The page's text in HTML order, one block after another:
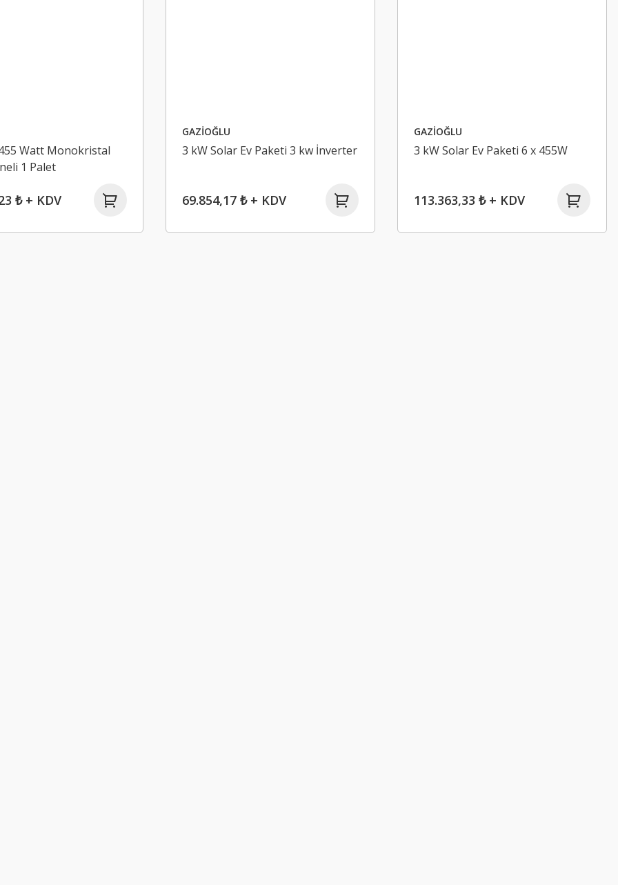
Watt Monokristal
1 Palet
₺ + KDV
GAZİOĞLU
3 kW Solar Ev Paketi 3 kw İnverter
69.854,17 ₺ + KDV
GAZİOĞLU
3 kW Solar Ev Paketi 6 x 455W
113.363,33 ₺ + KDV